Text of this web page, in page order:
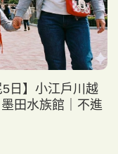
5日】小江戶川越
田水族館｜不進